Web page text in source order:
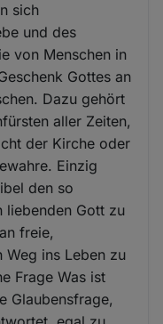
sich
und des
von Menschen in
Gottes an
Dazu gehört
aller Zeiten,
der Kirche oder
Einzig
den so
liebenden Gott zu
freie,
Weg ins Leben zu
Frage Was ist
Glaubensfrage,